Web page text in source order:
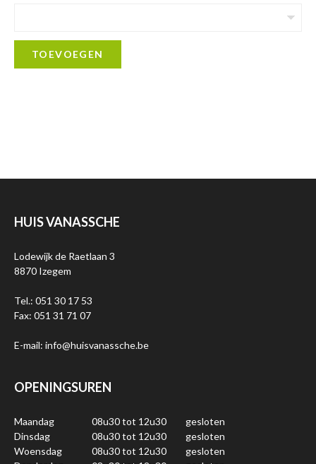
TOEVOEGEN
HUIS VANASSCHE
Lodewijk de Raetlaan 3
8870 Izegem
Tel.: 051 30 17 53
Fax: 051 31 71 07
E-mail: info@huisvanassche.be
OPENINGSUREN
Maandag 08u30 tot 12u30
gesloten
Dinsdag
08u30 tot 12u30
gesloten
Woensdag
08u30 tot 12u30
gesloten